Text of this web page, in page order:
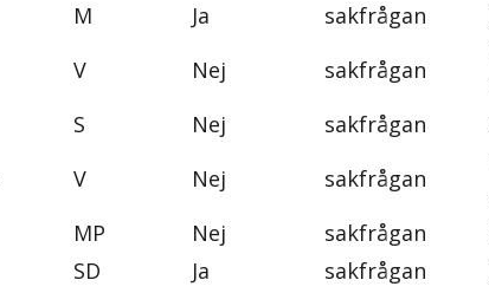
M Ja sakfrågan
V Nej sakfrågan
S Nej sakfrågan
V Nej sakfrågan
MP Nej sakfrågan
SD Ja sakfrågan